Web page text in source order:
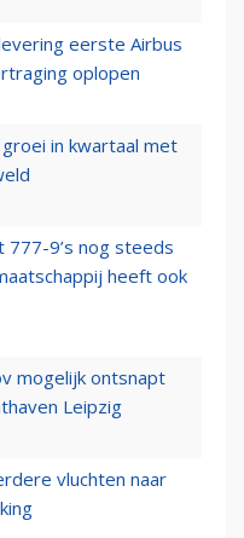
eerste Airbus
oplopen
in kwartaal met
777-9’s nog steeds
heeft ook
mogelijk ontsnapt
Leipzig
vluchten naar